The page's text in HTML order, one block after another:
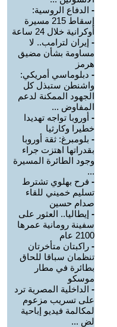
- الدفاع الروسية:
إسقاط 215 مسيرة
أوكرانية خلال 24 ساعة
- إيران لترامب.. لا
مساومة بشأن مضيق
هرمز
- دبلوماسي أمريكي:
واشنطن ستبذل كل
الجهود الممكنة لدعم
المفاوض ...
- أوروبا تواجه تهديدا
خطيرا وكارثيا
- بلومبرغ: ثقة أوروبا
بقدراتها اهتزت جراء
وجود الطائرة المسيرة
...
- فرح بهلوي تشترط
تسليم خميني للقاء
صدام حسين
- إيطاليا.. العثور على
سفينة رومانية عمرها
2100 عام
- راكبتان متأخرتان
تنظمان سباقا للحاق
بطائرة في مطار
موسكو
- الداخلية المصرية ترد
على تسريب مزعوم
لمكالمة فيديو إباحية
لض ...